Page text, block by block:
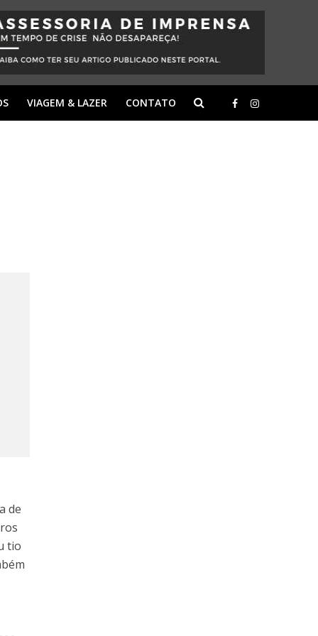
VIAGEM & LAZER CONTATO
de
tio